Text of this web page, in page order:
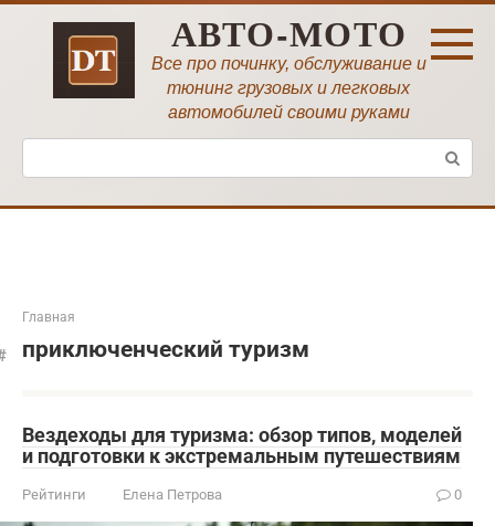
Перейти
АВТО-МОТО
Все про починку, обслуживание и
тюнинг грузовых и легковых
автомобилей своими руками
Поиск:
Главная
приключенческий туризм
Вездеходы для туризма: обзор типов, моделей
и подготовки к экстремальным путешествиям
Рейтинги Елена Петрова 0